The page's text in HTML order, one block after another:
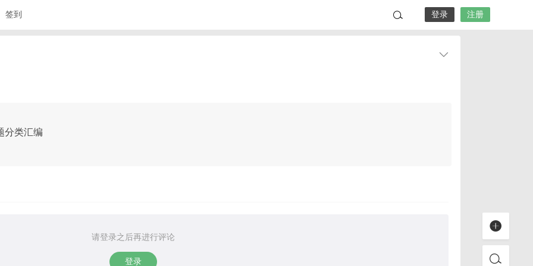
签到 登录 注册
分类汇编
请登录之后再进行评论
登录